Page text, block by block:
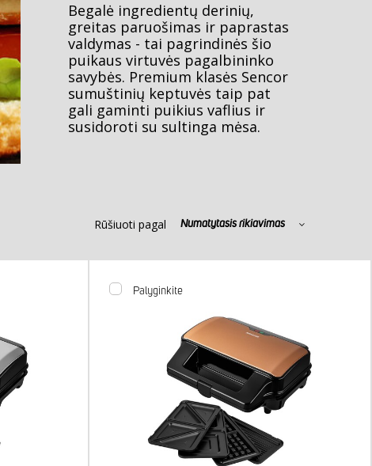
Begalė ingredientų derinių,
greitas paruošimas ir paprastas
valdymas - tai pagrindinės šio
puikaus virtuvės pagalbininko
savybės. Premium klasės Sencor
sumuštinių keptuvės taip pat
gali gaminti puikius vaflius ir
susidoroti su sultinga mėsa.
Rūšiuoti pagal Numatytasis rikiavimas
Palyginkite